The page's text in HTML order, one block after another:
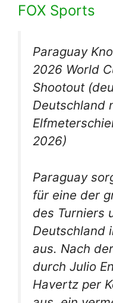
FOX Sports
Paraguay
2026 World
Shootout
Deutschland
2026)
Paraguay
für eine der
des Turniers
Deutschland
aus. Nach
durch Julio
Havertz per